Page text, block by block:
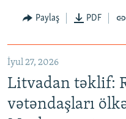
Paylaş PDF
İyul 27, 2026
Litvadan təklif:
vətəndaşları